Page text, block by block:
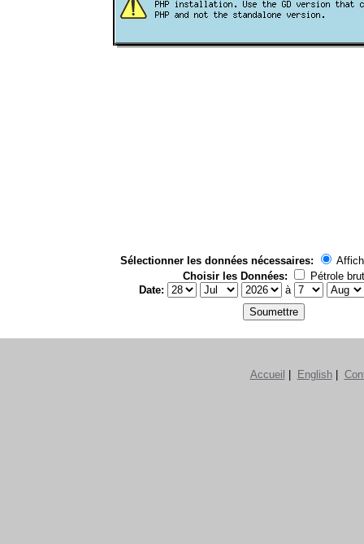
Sélectionner les données nécessaires:
Choisir les Données:
Pétrole brut
Date:
à
Accueil English|